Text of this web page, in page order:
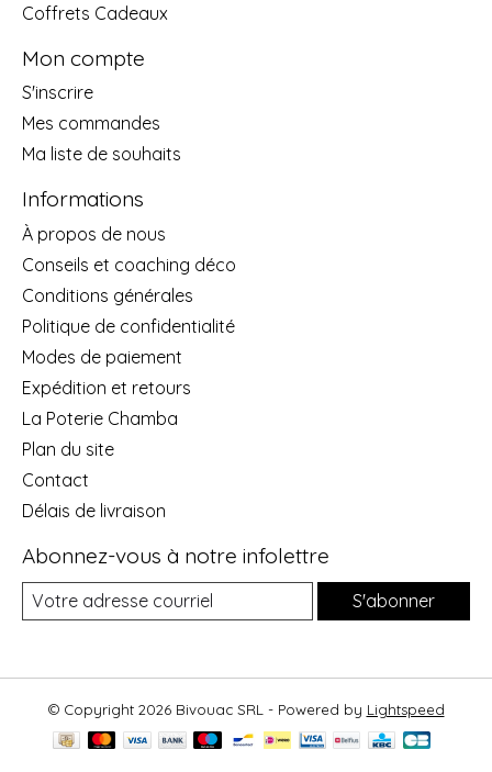
Coffrets Cadeaux
Mon compte
S'inscrire
Mes commandes
Ma liste de souhaits
Informations
À propos de nous
Conseils et coaching déco
Conditions générales
Politique de confidentialité
Modes de paiement
Expédition et retours
La Poterie Chamba
Plan du site
Contact
Délais de livraison
Abonnez-vous à notre infolettre
S'abonner
© Copyright 2026 Bivouac SRL - Powered by Lightspeed